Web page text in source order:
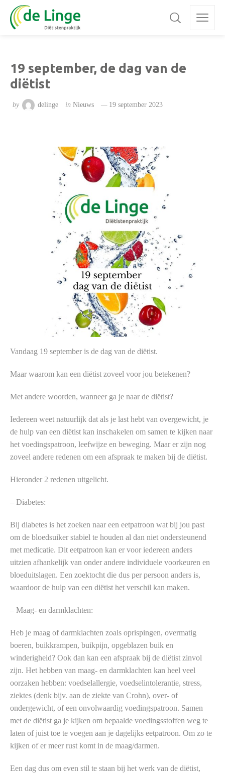
19 september, de dag van de
diëtist
by delinge in Nieuws 19 september 2023
Vandaag 19 september is de dag van de diëtist.
Maar waarom kan een diëtist zoveel voor jou betekenen?
Met andere woorden, wanneer ga je naar de diëtist?
Iedereen weet natuurlijk dat als je last hebt van overgewicht, je
de hulp van een diëtist kan inschakelen om samen te kijken naar
het voedingspatroon, leefwijze en beweging. Maar er zijn nog
zoveel andere redenen om een afspraak te maken bij de diëtist.
Hieronder 2 redenen uitgelicht.
– Diabetes:
Bij diabetes is het zoeken naar een eetpatroon wat bij jou past
om de bloedsuiker stabiel te houden al dan niet ondersteunend
met medicatie. Dit eetpatroon kan er voor iedereen anders
uitzien afhankelijk van onder andere individuele voorkeuren en
bloeduitslagen. Een zoektocht die dus per persoon anders is,
waardoor de hulp van een diëtist het verschil kan maken.
– Maag- en darmklachten:
Heb je maag of darmklachten zoals oprispingen, overmatig
boeren, buikkrampen, buikpijn, opgeblazen buik en
winderigheid? Ook dan kan een afspraak bij de diëtist zinvol
zijn. Het hebben van maag- en darmklachten kan heel veel
oorzaken hebben: voedselallergie, voedselintolerantie, stress,
ziektes (denk bijv. aan de ziekte van Crohn), over- of
ondergewicht, of een onvolwaardig voedingspatroon. Samen
met de diëtist ga je kijken om bepaalde voedingsstoffen weg te
laten of juist toe te voegen aan je dagelijks eetpatroon. Om zo te
kijken of er meer rust komt in de maag/darmen.
Een dag dus om even stil te staan bij het werk van de diëtist,